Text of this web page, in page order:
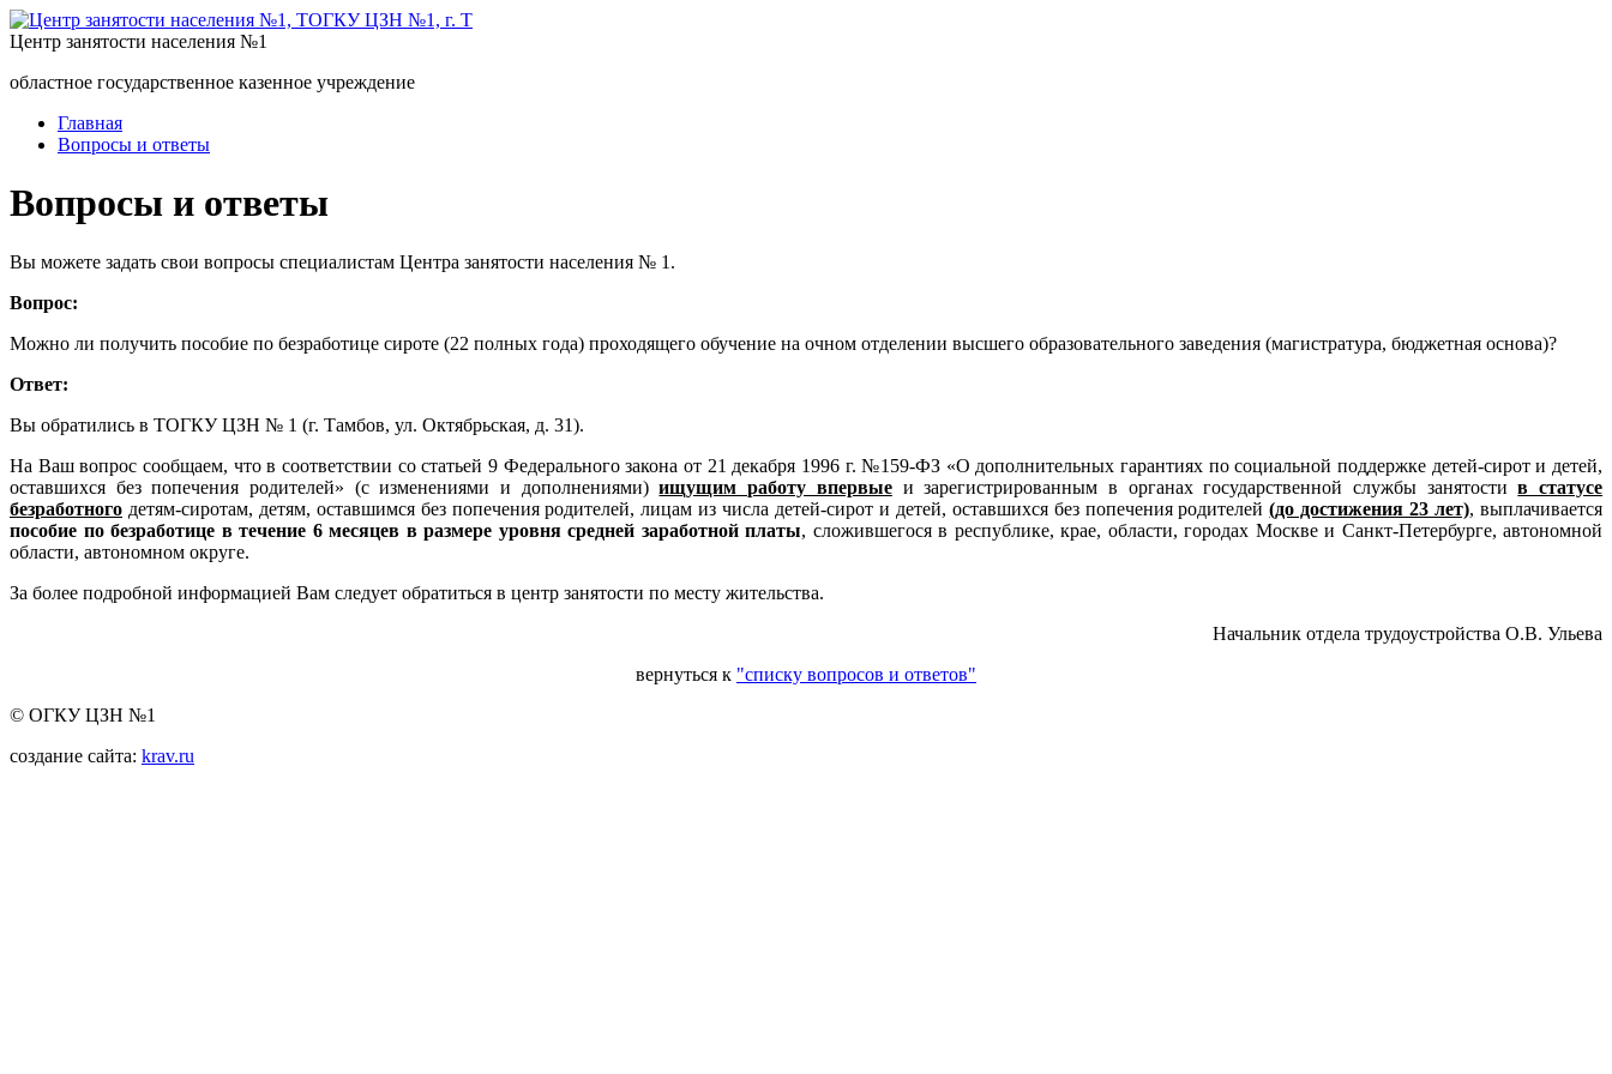
Центр занятости населения №1
областное государственное казенное учреждение
Главная
Вопросы и ответы
Вопросы и ответы
Вы можете задать свои вопросы специалистам Центра занятости населения № 1.
Вопрос:
Можно ли получить пособие по безработице сироте (22 полных года) проходящего обучение на очном отделении высшего образовательного заведения (магистратура, бюджетная основа)?
Ответ:
Вы обратились в ТОГКУ ЦЗН № 1 (г. Тамбов, ул. Октябрьская, д. 31).
На Ваш вопрос сообщаем, что в соответствии со статьей 9 Федерального закона от 21 декабря 1996 г. №159-ФЗ «О дополнительных гарантиях по социальной поддержке детей-сирот и детей,
оставшихся без попечения родителей» (с изменениями и дополнениями)ищущим работу впервыеи зарегистрированным в органах государственной службы занятостив статусе
безработного детям-сиротам, детям, оставшимся без попечения родителей, лицам из числа детей-сирот и детей, оставшихся без попечения родителей(до достижения 23 лет), выплачивается
пособие по безработице в течение 6 месяцев в размере уровня средней заработной платы, сложившегося в республике, крае, области, городах Москве и Санкт-Петербурге, автономной
области, автономном округе.
За более подробной информацией Вам следует обратиться в центр занятости по месту жительства.
Начальник отдела трудоустройства О.В. Ульева
вернуться к "списку вопросов и ответов"
© ОГКУ ЦЗН №1
создание сайта: krav.ru